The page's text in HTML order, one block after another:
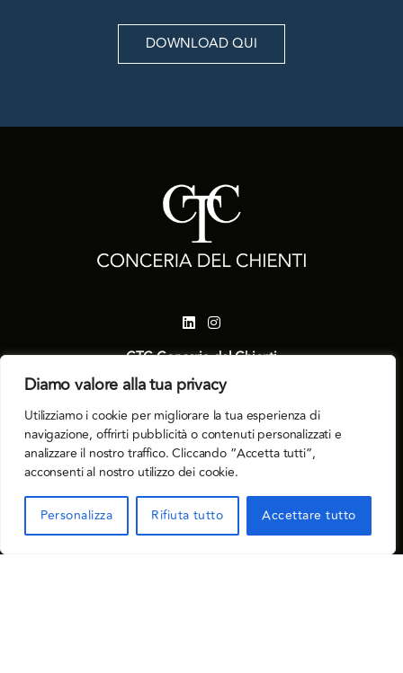
Diamo valore alla tua privacy
Utilizziamo i cookie per migliorare la tua esperienza di
navigazione, offrirti pubblicità o contenuti personalizzati e
analizzare il nostro traffico. Cliccando “Accetta tutti”,
acconsenti al nostro utilizzo dei cookie.
Personalizza Rifiuta tutto Accettare tutto
DOWNLOAD QUI
CTC Conceria del Chienti
Società Benefit S.p.A.
Via Willy Weber, 24 62029 Tolentino (MC) ITALIA
Capitale Sociale € 9.000.000 i.v.
Partita Iva 02083630430
Tel. +39 (0)733 971916
www.conceriadelchienti.com
info@ctc.it